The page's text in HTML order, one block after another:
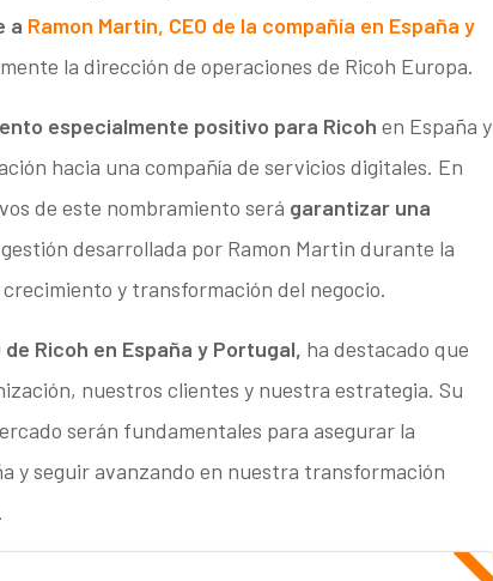
a Ramon Martin, CEO de la compañía en España y
la dirección de operaciones de Ricoh Europa.
especialmente positivo para Ricoh en España y
hacia una compañía de servicios digitales. En
de este nombramiento será garantizar una
desarrollada por Ramon Martin durante la
y transformación del negocio.
de Ricoh en España y Portugal, ha destacado que
nuestros clientes y nuestra estrategia. Su
serán fundamentales para asegurar la
y seguir avanzando en nuestra transformación